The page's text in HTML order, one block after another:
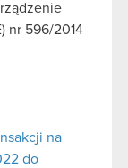
nr 596/2014
na
do